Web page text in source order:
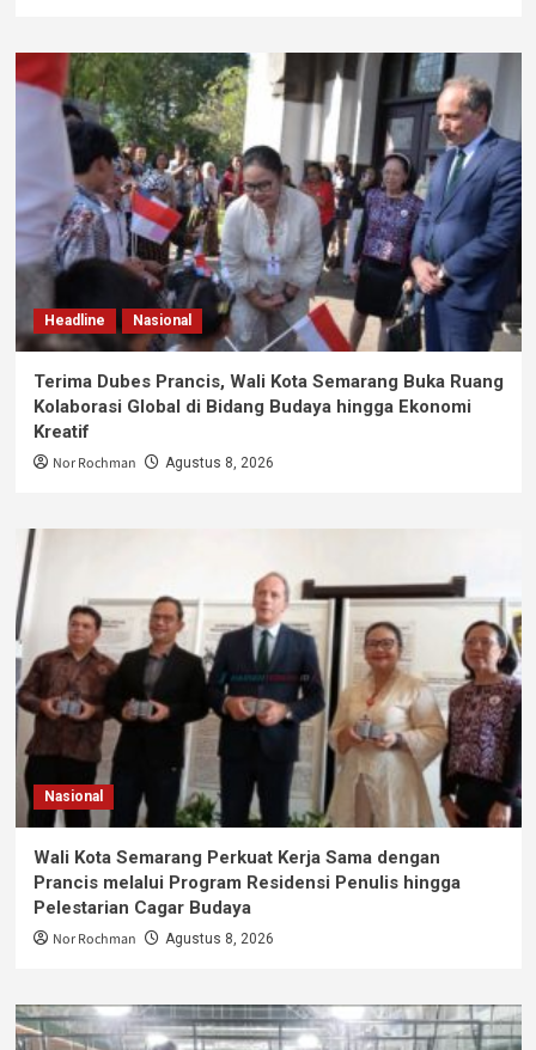
Headline Nasional
Terima Dubes Prancis, Wali Kota Semarang Buka Ruang
Kolaborasi Global di Bidang Budaya hingga Ekonomi
Kreatif
Nor Rochman Agustus 8, 2026
Nasional
Wali Kota Semarang Perkuat Kerja Sama dengan
Prancis melalui Program Residensi Penulis hingga
Pelestarian Cagar Budaya
Nor Rochman Agustus 8, 2026